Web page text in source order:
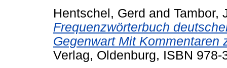
Hentschel, Gerd and Tambor,
Frequenzwörterbuch
Gegenwart Mit Kommentaren
Verlag, Oldenburg, ISBN 978-